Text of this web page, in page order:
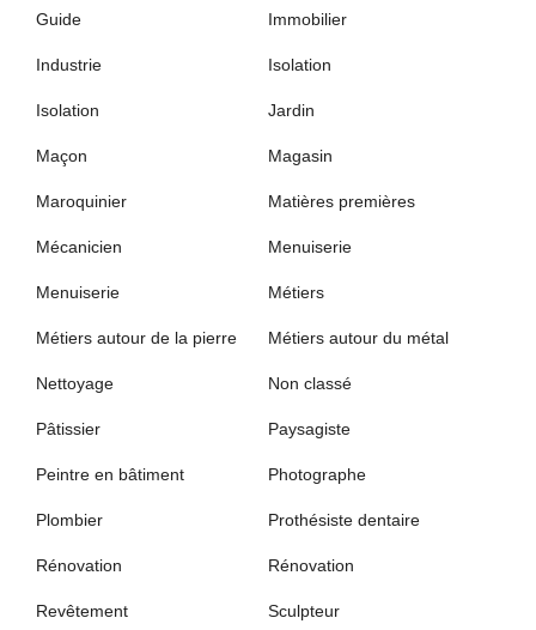
Guide Immobilier
Industrie Isolation
Isolation Jardin
Maçon Magasin
Maroquinier Matières premières
Mécanicien Menuiserie
Menuiserie Métiers
Métiers autour de la pierre Métiers autour du métal
Nettoyage Non classé
Pâtissier Paysagiste
Peintre en bâtiment Photographe
Plombier Prothésiste dentaire
Rénovation Rénovation
Revêtement Sculpteur